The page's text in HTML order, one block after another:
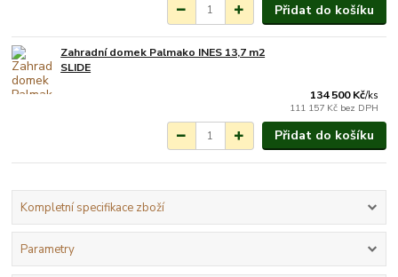
Přidat do košíku
Zahradní domek Palmako INES 13,7 m2
SLIDE
134 500 Kč/ks
111 157 Kč bez DPH
Přidat do košíku
Kompletní specifikace zboží
Parametry